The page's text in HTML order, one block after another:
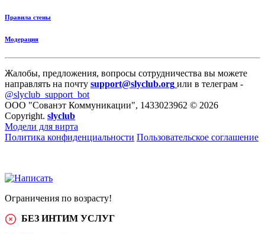
Правила стены
Модерация
Жалобы, предложения, вопросы сотрудничества вы можете
направлять на почту support@slyclub.org или в телеграм -
@slyclub_support_bot
ООО "Сованэт Коммуникации", 1433023962 © 2026
Copyright. slyclub
Модели для вирта
Политика конфиденциальности Пользовательское соглашение
Ограничения по возрасту!
БЕЗ ИНТИМ УСЛУГ